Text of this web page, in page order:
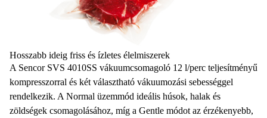
Hosszabb ideig friss és ízletes élelmiszerek
A Sencor SVS 4010SS vákuumcsomagoló 12 l/perc teljesítményű
kompresszorral és két választható vákuumozási sebességgel
rendelkezik. A Normal üzemmód ideális húsok, halak és
zöldségek csomagolásához, míg a Gentle módot az érzékenyebb,